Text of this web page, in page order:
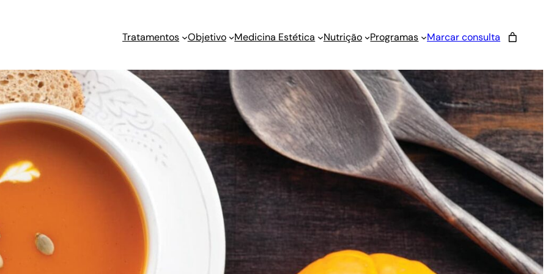
Tratamentos Objetivo Medicina Estética Nutrição Programas Marcar consulta